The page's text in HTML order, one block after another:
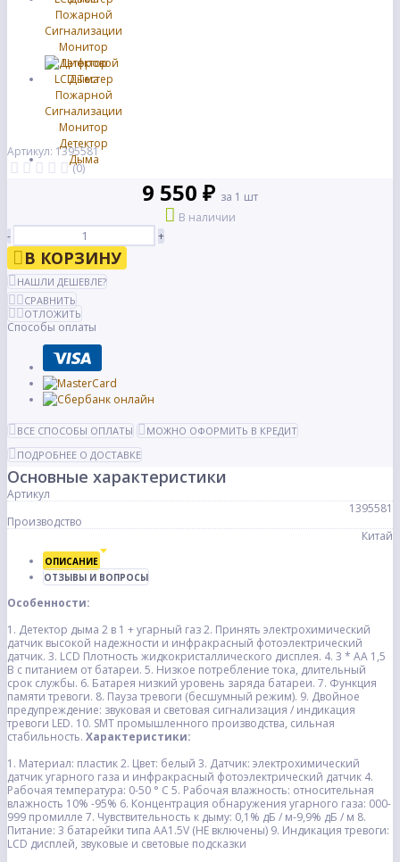
Артикул: 1395581
(0)
9 550 ₽ за 1 шт
В наличии
-
+
В КОРЗИНУ
НАШЛИ ДЕШЕВЛЕ?
СРАВНИТЬ
ОТЛОЖИТЬ
Способы оплаты
ВСЕ СПОСОБЫ ОПЛАТЫ
МОЖНО ОФОРМИТЬ В КРЕДИТ
ПОДРОБНЕЕ О ДОСТАВКЕ
Основные характеристики
Артикул
1395581
Производство
Китай
ОПИСАНИЕ
ОТЗЫВЫ И ВОПРОСЫ
Особенности:
1. Детектор дыма 2 в 1 + угарный газ2. Принять электрохимический
датчик высокой надежности и инфракрасный фотоэлектрический
датчик. 3. LCD Плотность жидкокристаллического дисплея. 4. 3 * AA 1,5
В с питанием от батареи. 5. Низкое потребление тока, длительный
срок службы. 6. Батарея низкий уровень заряда батареи. 7. Функция
памяти тревоги. 8. Пауза тревоги (бесшумный режим). 9. Двойное
предупреждение: звуковая и световая сигнализация / индикация
тревоги LED. 10. SMT промышленного производства, сильная
стабильность. Характеристики:
1. Материал: пластик2. Цвет: белый 3. Датчик: электрохимический
датчик угарного газа и инфракрасный фотоэлектрический датчик 4.
Рабочая температура: 0-50 ° С 5. Рабочая влажность: относительная
влажность 10% -95% 6. Концентрация обнаружения угарного газа: 000-
999 промилле 7. Чувствительность к дыму: 0,1% дБ / м-9,9% дБ / м 8.
Питание: 3 батарейки типа AA1.5V (НЕ включены) 9. Индикация тревоги:
LCD дисплей, звуковые и световые подсказки